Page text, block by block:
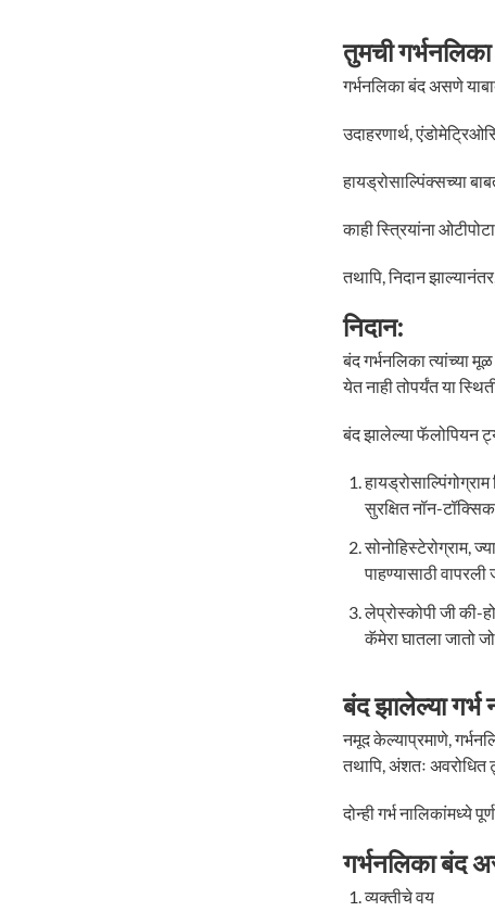
तुमची
गर्भनलिका बंद असणे
उदाहरणार्थ,
हायड्रोसाल्पिंक्सच्या
काही स्त्रियांना
तथापि, निदान
निदान:
बंद गर्भनलिका त्यांच्या
येत नाही तोपर्यंत या
बंद झालेल्या फॅलोपियन
सुरक्षित नॉन-
सोनोहिस्टेरोग्राम,
पाहण्यासाठी
लेप्रोस्कोपी जी की-
कॅमेरा घातला जातो
बंद झालेल्या गर्भ
नमूद केल्याप्रमाणे,
तथापि, अंशतः अवरोधित
दोन्ही गर्भ नालिकांमध्ये
गर्भनलिका बंद
व्यक्तीचे वय